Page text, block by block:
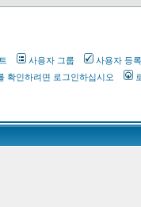
사용자 그룹
사용자 등
확인하려면 로그인하십시오